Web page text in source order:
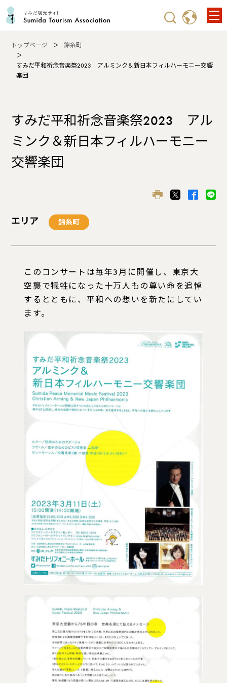
トップページ 錦糸町
すみだ平和祈念音楽祭2023 アルミンク＆新日本フィルハーモニー交響
楽団
すみだ平和祈念音楽祭2023 アル
ミンク＆新日本フィルハーモニー
交響楽団
エリア 錦糸町
このコンサートは毎年3月に開催し、東京大
空襲で犠牲になった十万人もの尊い命を追悼
するとともに、平和への想いを新たにしてい
ます。